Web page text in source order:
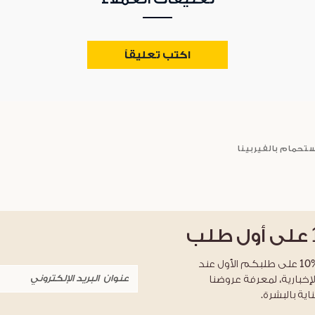
اكتب تعليقاً
بالفيربينا
على أول طلب
احصلوا على خصم %10 على طلبكم الأول عند
لمعرفة عروضنا
بالبشرة.